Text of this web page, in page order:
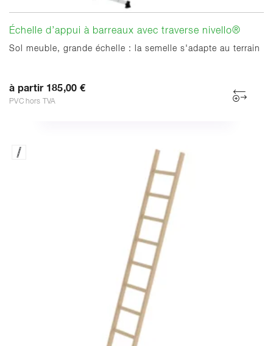
Échelle d’appui à barreaux avec traverse nivello®
Sol meuble, grande échelle : la semelle s'adapte au terrain
à partir 185,00 €
PVC hors TVA